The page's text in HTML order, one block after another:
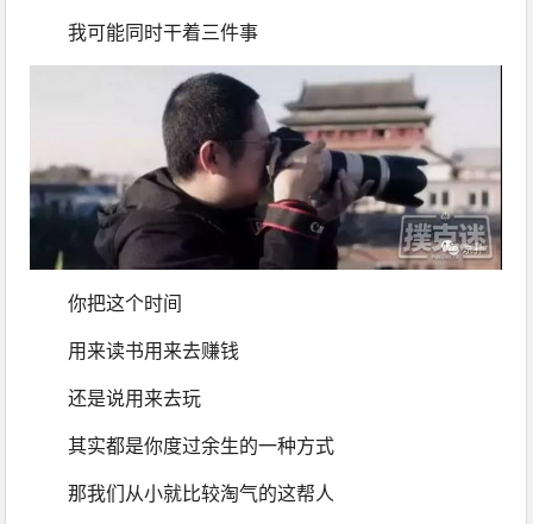
我可能同时干着三件事
你把这个时间
用来读书用来去赚钱
还是说用来去玩
其实都是你度过余生的一种方式
那我们从小就比较淘气的这帮人